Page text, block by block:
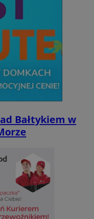
Bałtykiem w